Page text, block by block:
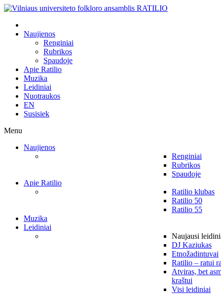
Naujienos
Renginiai
Rubrikos
Spaudoje
Apie Ratilio
Muzika
Leidiniai
Nuotraukos
EN
Susisiek
Menu
Naujienos
Renginiai
Rubrikos
Spaudoje
Apie Ratilio
Ratilio klubas
Ratilio 50
Ratilio 55
Muzika
Leidiniai
Naujausi
DJ Kaziukas
Etnožadintuvai
Ratilio – ratui
Atviras, bet
kraštui
Visi leidiniai